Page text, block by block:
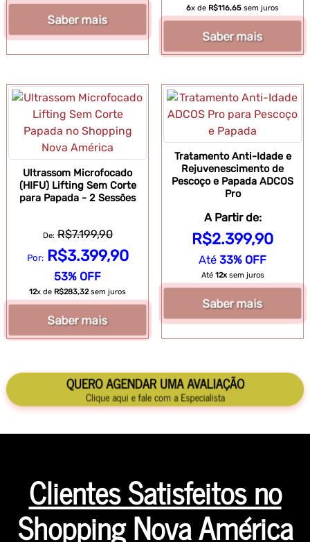
Saber mais
6x de R$116,65 sem juros
Saber mais
Ultrassom Microfocado
(HIFU) Lifting Sem Corte
para Papada - 2 Sessões
De: R$7.199,90
Por: R$3.399,90
53% OFF
12x de R$283,32sem juros
Saber mais
Tratamento Anti-Idade e
Rejuvenescimento de
Pescoço e Papada ADCOS
Pro
A Partir de:
R$2.399,90
Até 33% OFF
Até 12xsem juros
Saber mais
QUERO AGENDAR UMA AVALIAÇÃO
Clique aqui e fale com a Especialista
Clientes Satisfeitos no
Shopping Nova América